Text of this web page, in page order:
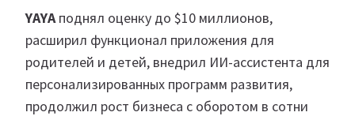
YAYAподнял оценку до $10 миллионов,
расширил функционал приложения для
родителей и детей, внедрил ИИ-ассистента для
персонализированных программ развития,
продолжил рост бизнеса с оборотом в сотни